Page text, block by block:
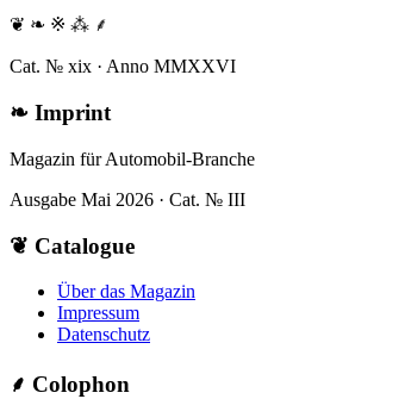
❦ ❧ ※ ⁂ ⸙
Cat. № xix · Anno MMXXVI
❧ Imprint
Magazin für Automobil-Branche
Ausgabe Mai 2026 · Cat. № III
❦ Catalogue
Über das Magazin
Impressum
Datenschutz
⸙ Colophon